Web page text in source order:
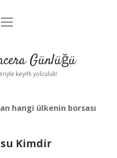
Uyarı
menüyü
Günlüğü
keyifli yolculuk!
hangi ülkenin borsası
Kimdir